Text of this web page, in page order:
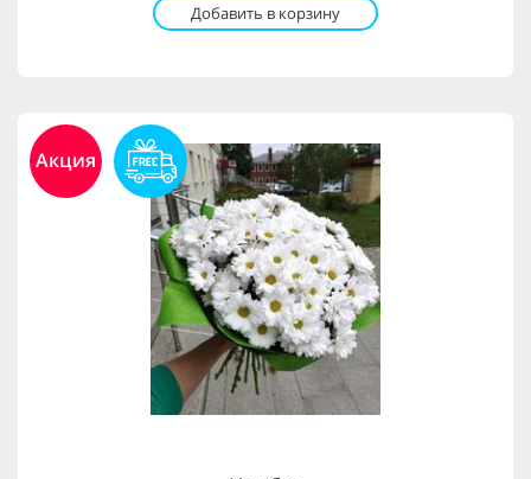
Добавить в корзину
Акция